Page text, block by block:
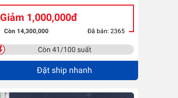
Giảm 1,000,000đ
Còn 14,300,000 Đã bán: 2365
Còn 41/100 suất
Đặt ship nhanh